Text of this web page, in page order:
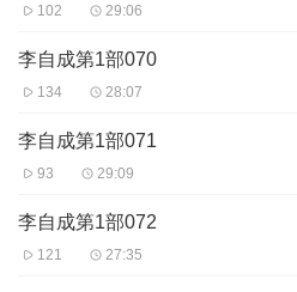
102 29:06
李自成第1部070
134 28:07
李自成第1部071
93 29:09
李自成第1部072
121 27:35